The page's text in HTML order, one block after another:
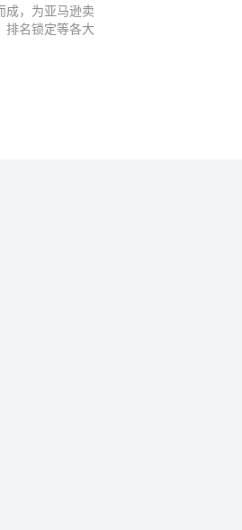
成，为亚马逊卖
排名锁定等各大